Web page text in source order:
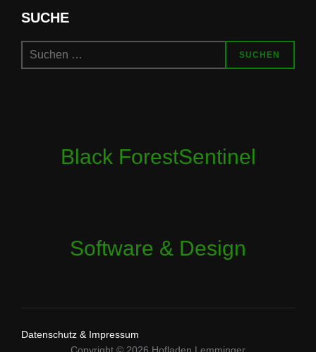
SUCHE
Suchen
SUCHEN
Black ForestSentinel
Software & Design
Datenschutz & Impressum